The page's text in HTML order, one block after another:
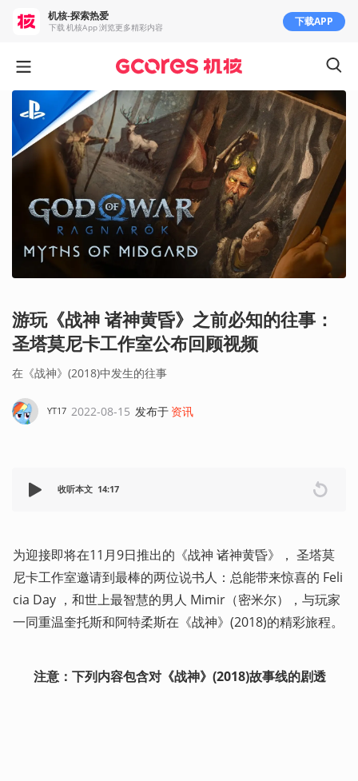
游玩《战神 诸神黄昏》之前必知的往事：
圣塔莫尼卡工作室公布回顾视频
在《战神》(2018)中发生的往事
YT17 2022-08-15 发布于 资讯
收听本文 14:17
为迎接即将在11月9日推出的《战神 诸神黄昏》， 圣塔莫
尼卡工作室邀请到最棒的两位说书人：总能带来惊喜的 Feli
cia Day ，和世上最智慧的男人 Mimir（密米尔），与玩家
注意：下列内容包含对《战神》(2018)故事线的剧透
机核-探索热爱
下载 机核App 浏览更多精彩内容 下载APP